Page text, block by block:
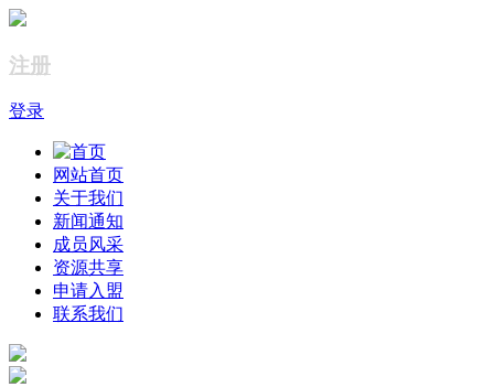
注册
登录
网站首页
关于我们
新闻通知
成员风采
资源共享
申请入盟
联系我们